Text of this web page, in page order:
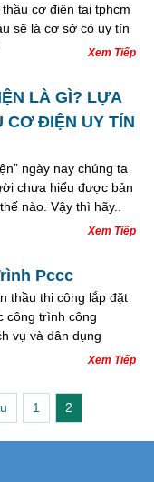
cơ điện tại tphcm
sẽ là cơ sở có uy tín
Xem Tiếp
LÀ GÌ? LỰA
CƠ ĐIỆN UY TÍN
ngày nay chúng ta
chưa hiểu được bản
nào. Vậy thì hãy..
Xem Tiếp
Pccc
thầu thi công lắp đặt
công trình công
vụ và dân dụng
Xem Tiếp
1 2